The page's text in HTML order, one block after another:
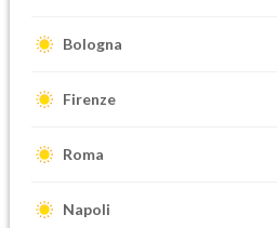
Bologna
Firenze
Roma
Napoli